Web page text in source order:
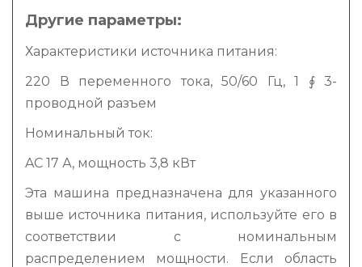
Другие параметры:
Характеристики источника питания:
220 В переменного тока, 50/60 Гц, 1 ∮ 3-
проводной разъем
Номинальный ток:
AC 17 А, мощность 3,8 кВт
Эта машина предназначена для указанного
выше источника питания, используйте его в
соответствии с номинальным
распределением мощности. Если область